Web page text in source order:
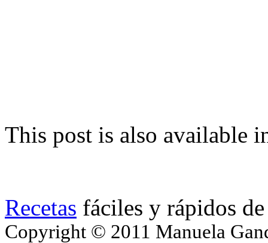
This post is also available
Recetas fáciles y rápidos
Copyright © 2011 Manuela